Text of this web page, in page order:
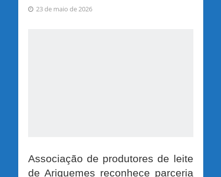
23 de maio de 2026
Associação de produtores de leite
de Ariquemes reconhece parceria